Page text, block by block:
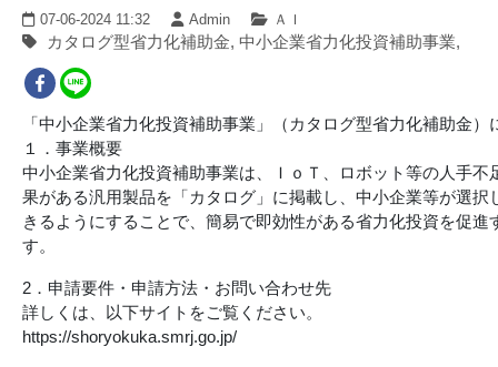
07-06-2024 11:32 Admin ＡＩ
カタログ型省力化補助金, 中小企業省力化投資補助事業,
「中小企業省力化投資補助事業」（カタログ型省力化補助金）
１．事業概要
中小企業省力化投資補助事業は、ＩｏＴ、ロボット等の人手不
果がある汎用製品を「カタログ」に掲載し、中小企業等が選択
きるようにすることで、簡易で即効性がある省力化投資を促進
す。
2．申請要件・申請方法・お問い合わせ先
詳しくは、以下サイトをご覧ください。
https://shoryokuka.smrj.go.jp/